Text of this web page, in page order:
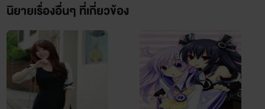
นิยายเรื่องอื่นๆ ที่เกี่ยวข้อง